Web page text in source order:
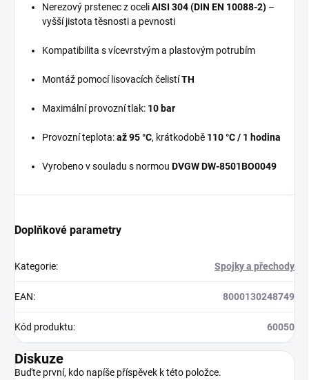
Nerezový prstenec z oceliAISI 304 (DIN EN 10088-2) –
vyšší jistota těsnosti a pevnosti
Kompatibilita s vícevrstvým a plastovým potrubím
Montáž pomocí lisovacích čelistíTH
Maximální provozní tlak: 10 bar
Provozní teplota:až 95 °C, krátkodobě 110 °C / 1 hodina
Vyrobeno v souladu s normou DVGW DW-8501BO0049
Doplňkové parametry
Kategorie: Spojky a přechody
EAN: 8000130248749
Kód produktu: 60050
Diskuze
Buďte první, kdo napíše příspěvek k této položce.